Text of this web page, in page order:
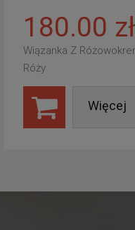
180.00 zł
Wiązanka Z
Róży
Więcej